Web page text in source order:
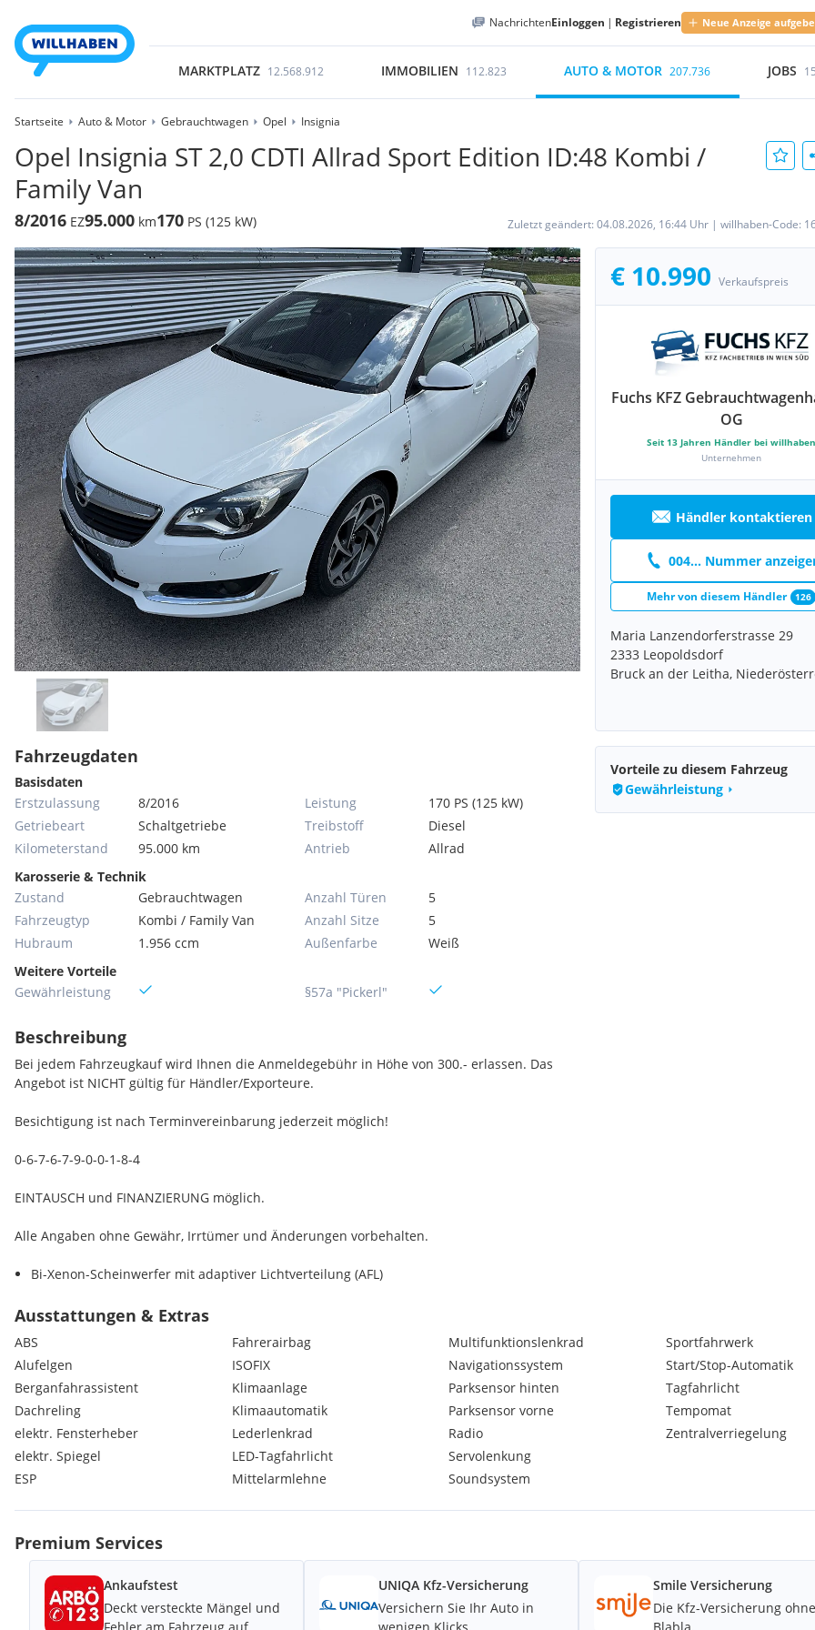
NachrichtenEinloggen | Registrieren Neue Anzeige
MARKTPLATZ 12.568.912 IMMOBILIEN 112.823 AUTO & MOTOR 207.736 JOBS
Startseite Auto & Motor Gebrauchtwagen Opel Insignia
Opel Insignia ST 2,0 CDTI Allrad Sport Edition ID:48 Kombi /
Family Van
8/2016 EZ95.000 km170 PS (125 kW) Zuletzt geändert: 04.08.2026, 16:44 Uhr | willhaben-Code:
€ 10.990 Verkaufspreis
Fuchs KFZ
OG
Seit 13 Jahren Händler bei willhaben
Unternehmen
Händler kontaktieren
004... Nummer
Mehr von diesem Händler 126
Maria Lanzendorferstrasse 29
2333 Leopoldsdorf
Bruck an der Leitha,
Fahrzeugdaten
Basisdaten
Erstzulassung
8/2016
Getriebeart
Schaltgetriebe
Kilometerstand
95.000 km
Leistung
170 PS (125 kW)
Treibstoff
Diesel
Antrieb
Allrad
Karosserie & Technik
Zustand
Gebrauchtwagen
Fahrzeugtyp
Kombi / Family Van
Hubraum
1.956 ccm
Anzahl Türen
5
Anzahl Sitze
5
Außenfarbe
Weiß
Weitere Vorteile
Gewährleistung
§57a "Pickerl"
Beschreibung
Bei jedem Fahrzeugkauf wird Ihnen die Anmeldegebühr in Höhe von 300.- erlassen. Das
Angebot ist NICHT gültig für Händler/Exporteure.
Besichtigung ist nach Terminvereinbarung jederzeit möglich!
0-6-7-6-7-9-0-0-1-8-4
EINTAUSCH und FINANZIERUNG möglich.
Alle Angaben ohne Gewähr, Irrtümer und Änderungen vorbehalten.
Bi-Xenon-Scheinwerfer mit adaptiver Lichtverteilung (AFL)
Elektrische Schnellheizung (Quickheat)
Frontkamera
LM-Felgen 8,5x19 (6-Speichen, Bicolor)
OPC-Line-Paket 1
Parkpilotsystem
Rückfahrkamera
Sicht-Paket
Vorrüstung Sicherheitsnetz hinter Vordersitze
Airbag Beifahrerseite abschaltbar
Anti-Blockier-System (ABS)
Antriebsart: Allradantrieb
Antriebsart: Allradantrieb permanent
Audio-Navigationssystem Navi RF 900 Europa Touch (IntelliLink 8"-Display)
Audiobedienung am Lenkrad
Vorteile zu diesem Fahrzeug
Gewährleistung
Ausstattungen & Extras
ABS
Alufelgen
Berganfahrassistent
Dachreling
elektr. Fensterheber
elektr. Spiegel
ESP
Fahrerairbag
ISOFIX
Klimaanlage
Klimaautomatik
Lederlenkrad
LED-Tagfahrlicht
Mittelarmlehne
Multifunktionslenkrad
Navigationssystem
Parksensor hinten
Parksensor vorne
Radio
Servolenkung
Soundsystem
Sportfahrwerk
Start/Stop-Automatik
Tagfahrlicht
Tempomat
Zentralverriegelung
Premium Services
Ankaufstest
Deckt versteckte Mängel und
UNIQA Kfz-Versicherung
Versichern Sie Ihr Auto in
Smile Versicherung
Die Kfz-Versicherung ohne